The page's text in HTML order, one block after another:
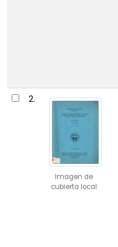
2.
Imagen de
cubierta local